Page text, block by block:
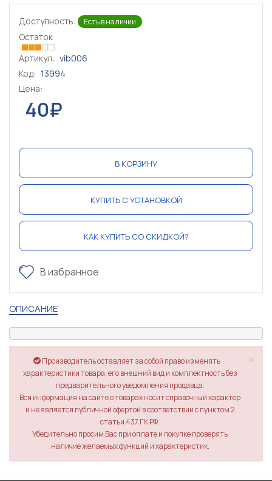
Доступность: Есть в наличии
Остаток
Артикул: vib006
Код: 13994
Цена:
40₽
В КОРЗИНУ
КУПИТЬ С УСТАНОВКОЙ
КАК КУПИТЬ СО СКИДКОЙ?
В избранное
ОПИСАНИЕ
×
Производитель оставляет за собой право изменять
характеристики товара, его внешний вид и комплектность без
предварительного уведомления продавца.
Вся информация на сайте о товарах носит справочный характер
и не является публичной офертой в соответствии с пунктом 2
статьи 437 ГК РФ.
Убедительно просим Вас при оплате и покупке проверять
наличие желаемых функций и характеристик.